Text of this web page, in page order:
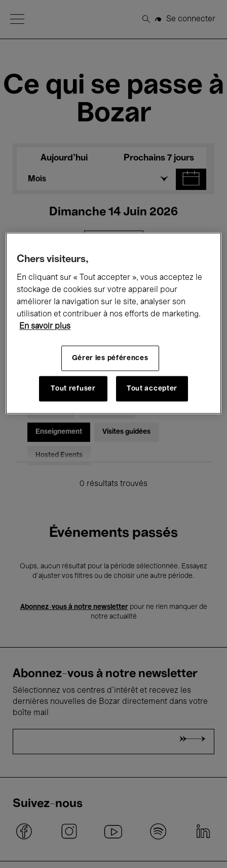
Open Menu
Rechercher
Se connecter
Ce qui se passe à
Bozar
Aujourd'hui Prochains 7 jours
Mois
Dimanche 14 Juin 2026
Tous les événements Concerts
Expositions Performances
Rencontres & Débats
Musique classique Global Music
Enseignement Visites guidées
Hosted Events
0 résultats trouvés
Événements passés
Oups, aucun résultat pour la période sélectionnée. Essayez
d’ajuster vos filtres ou de choisir une autre période.
Abonnez-vous à notre newsletterpour ne rien manquer de
notre actualité
Abonnez-vous à notre newsletter
Sélectionnez vos centres d'intérêt et recevez les
dernières nouvelles de Bozar directement dans votre
boîte mail
Suivez-nous
Chers visiteurs,
En cliquant sur « Tout accepter », vous acceptez le
stockage de cookies sur votre appareil pour
améliorer la navigation sur le site, analyser son
utilisation et contribuer à nos efforts de marketing.
En savoir plus
Gérer les péférences
Tout refuser Tout accepter